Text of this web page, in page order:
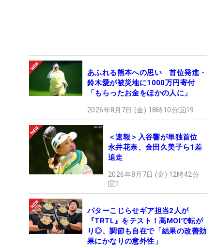
あふれる熊本への思い 首位発進・
鈴木愛が被災地に1000万円寄付
「もらったお金をほかの人に」
2026年8月7日 (金) 18時10分 19
＜速報＞入谷響が単独首位
永井花奈、金田久美子ら1差
追走
2026年8月7日 (金) 12時42分
1
パターこじらせギア担当2人が
『TRTL』をテスト！高MOIで転が
り◎、調節も自在で「結果の改善効
果にかなりの意外性」